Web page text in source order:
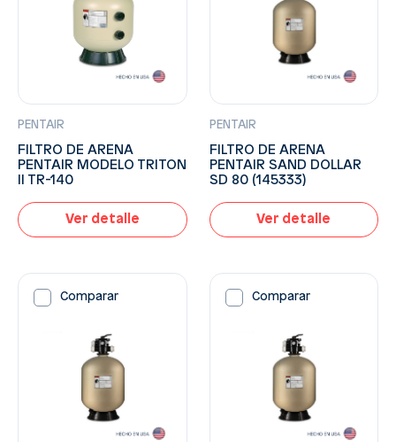
PENTAIR
FILTRO DE ARENA
PENTAIR MODELO TRITON
II TR-140
Ver detalle
PENTAIR
FILTRO DE ARENA
PENTAIR SAND DOLLAR
SD 80 (145333)
Ver detalle
Comparar Comparar